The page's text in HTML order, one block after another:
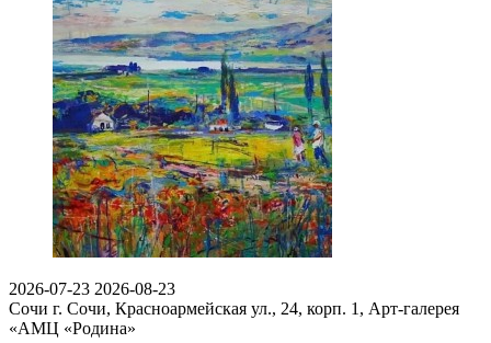
2026-07-23 2026-08-23
Сочи г. Сочи, Красноармейская ул., 24, корп. 1, Арт-галерея
«АМЦ «Родина»